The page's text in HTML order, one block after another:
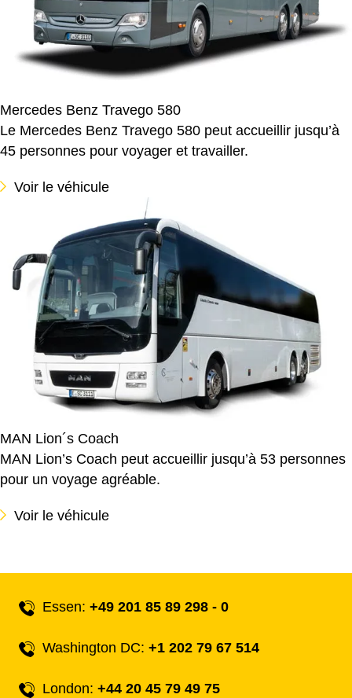
Mercedes Benz Travego 580
Le Mercedes Benz Travego 580 peut accueillir jusqu’à
45 personnes pour voyager et travailler.
Voir le véhicule
MAN Lion´s Coach
MAN Lion’s Coach peut accueillir jusqu’à 53 personnes
pour un voyage agréable.
Voir le véhicule
Essen:+49 201 85 89 298 - 0
Washington DC:+1 202 79 67 514
London:+44 20 45 79 49 75